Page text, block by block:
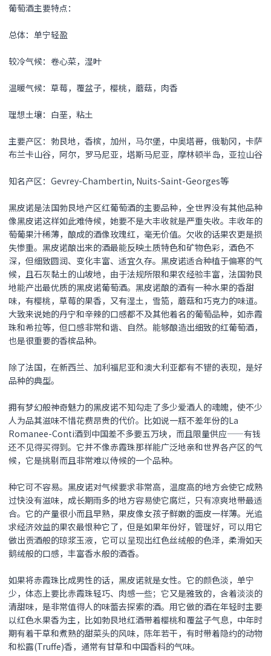
葡萄酒主要特点：
总体：单宁轻盈
较冷气候：卷心菜，湿叶
温暖气候：草莓，覆盆子，樱桃，蘑菇，肉香
理想土壤：白垩，粘土
主要产区：勃艮地，香槟，加州，马尔堡，中奥塔哥，俄勒冈，卡萨
布兰卡山谷，阿尔，罗马尼亚，塔斯马尼亚，摩林顿半岛，亚拉山谷
知名产区：Gevrey-Chambertin, Nuits-Saint-Georges等
黑皮诺是法国勃艮地产区红葡萄酒的主要品种，全世界没有其他品种
像黑皮诺这样如此难侍候，她要不是大丰收就是严重失收。丰收年的
萄葡果汁稀薄，酿成的酒像玫瑰红，毫无价值。欠收的话果农更是损
失惨重。黑皮诺酿出来的酒最能反映土质特色和矿物色彩，酒色不
深，但细致圆润、变化丰富、适宜久存。黑皮诺适合种植于偏寒的气
候，且石灰黏土的山坡地，由于法规所限和果农经验丰富，法国勃艮
地能产出最优质的黑皮诺葡萄酒。黑皮诺酿的酒有一种水果的香甜
味，有樱桃，草莓的果香，又有湿土，雪笳，蘑菇和巧克力的味道。
大致来说她的丹宁和辛辣的口感都不及其他着名的葡萄品种，如赤霞
珠和希拉等，但口感非常和谐、自然。能够酿造出细致的红葡萄酒，
也是很重要的香槟品种。
除了法国，在新西兰、加利福尼亚和澳大利亚都有不错的表现，是好
品种的典型。
拥有梦幻般神奇魅力的黑皮诺不知勾走了多少爱酒人的魂魄，使不少
人为品其滋味不惜花费昂贵的代价。比如说一瓶不差年份的La
Romanee-Conti酒到中国差不多要五万块，而且限量供应——有钱
还不见得买得到。它并不像赤霞珠那样能广泛地亲和世界各产区的气
候，它是挑剔而且非常难以侍候的一个品种。
种它可不容易。 黑皮诺对气候要求非常高，温度高的地方会使它成熟
过快没有滋味，成长期雨多的地方容易使它腐烂，只有凉爽地带最适
合。它的产量很小而且早熟，果皮像女孩子鲜嫩的面皮一样薄。光追
求经济效益的果农最恨种它了，但是如果年份好，管理好，可以用它
做出贡酒般的琼浆玉液，它可以呈现出红色丝绒般的色泽，柔滑如天
鹅绒般的口感，丰富香水般的酒香。
如果将赤霞珠比成男性的话， 黑皮诺就是女性。它的颜色淡，单宁
少，体态上要比赤霞珠轻巧、肉感一些；它又是雅致的，含着淡淡的
清甜味，是非常值得人的味蕾去探索的酒。用它做的酒在年轻时主要
以红色水果香为主，比如勃艮地红酒带着樱桃和覆盆子气息，中年时
期有着干草和煮熟的甜菜头的风味，陈年若干，有时带着隐约的动物
和松露(Truffe)香，通常有甘草和中国香料的气味。